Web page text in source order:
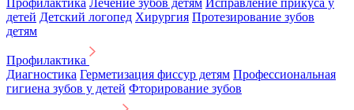
Профилактика Лечение зубов детям Исправление прикуса у
детей Детский логопед Хирургия Протезирование зубов
детям
Профилактика
Диагностика Герметизация фиссур детям Профессиональная
гигиена зубов у детей Фторирование зубов